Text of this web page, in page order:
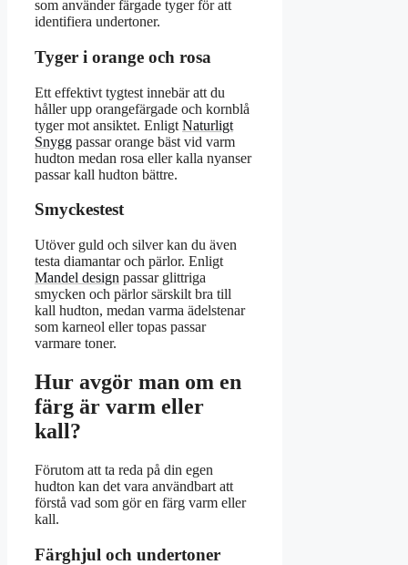
som använder färgade tyger för att
identifiera undertoner.
Tyger i orange och rosa
Ett effektivt tygtest innebär att du
håller upp orangefärgade och kornblå
tyger mot ansiktet. Enligt Naturligt
Snygg passar orange bäst vid varm
hudton medan rosa eller kalla nyanser
passar kall hudton bättre.
Smyckestest
Utöver guld och silver kan du även
testa diamantar och pärlor. Enligt
Mandel design passar glittriga
smycken och pärlor särskilt bra till
kall hudton, medan varma ädelstenar
som karneol eller topas passar
varmare toner.
Hur avgör man om en
färg är varm eller
kall?
Förutom att ta reda på din egen
hudton kan det vara användbart att
förstå vad som gör en färg varm eller
kall.
Färghjul och undertoner